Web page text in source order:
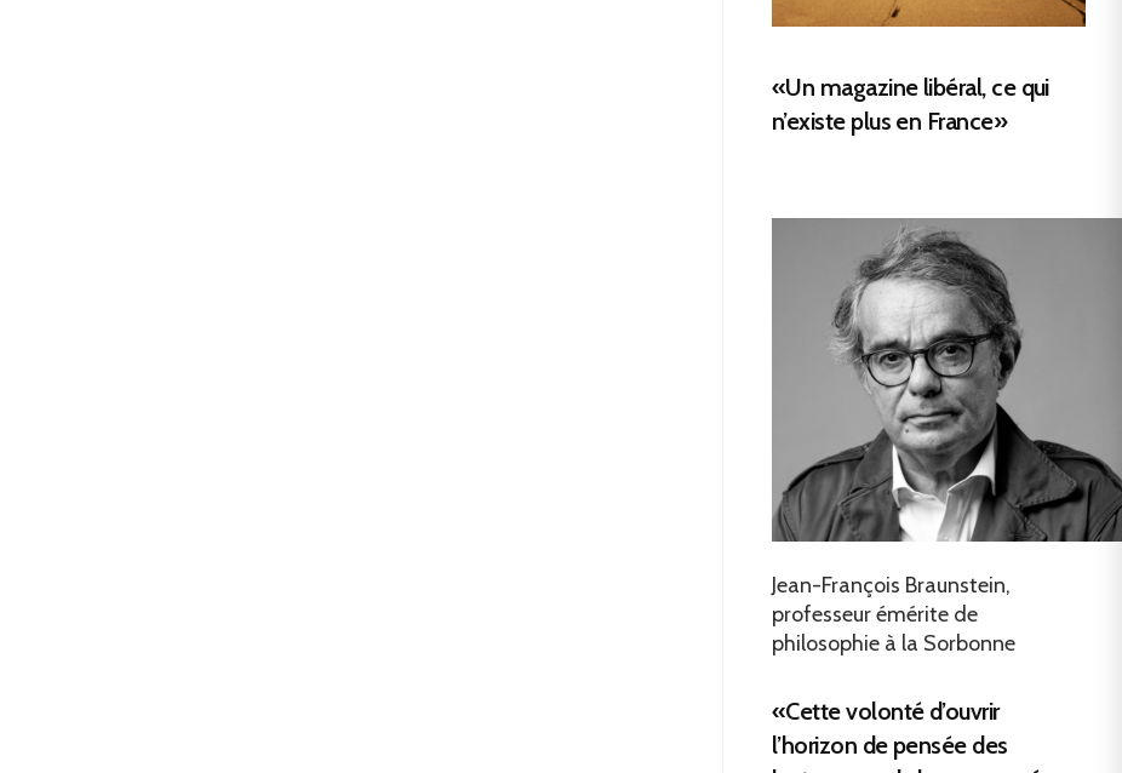
«Un magazine libéral, ce qui
n’existe plus en France»
Jean-François Braunstein,
professeur émérite de
philosophie à la Sorbonne
«Cette volonté d’ouvrir
l’horizon de pensée des